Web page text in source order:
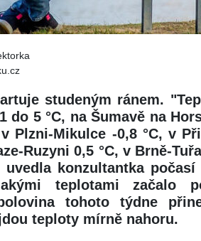
studeným ránem.
do 5 °C, na Šumavě na
Plzni-Mikulce -0,8 °C, v
Ruzyni 0,5 °C, v Brně-
uvedla konzultantka počasí
teplotami začalo
tohoto týdne
teploty mírně nahoru.